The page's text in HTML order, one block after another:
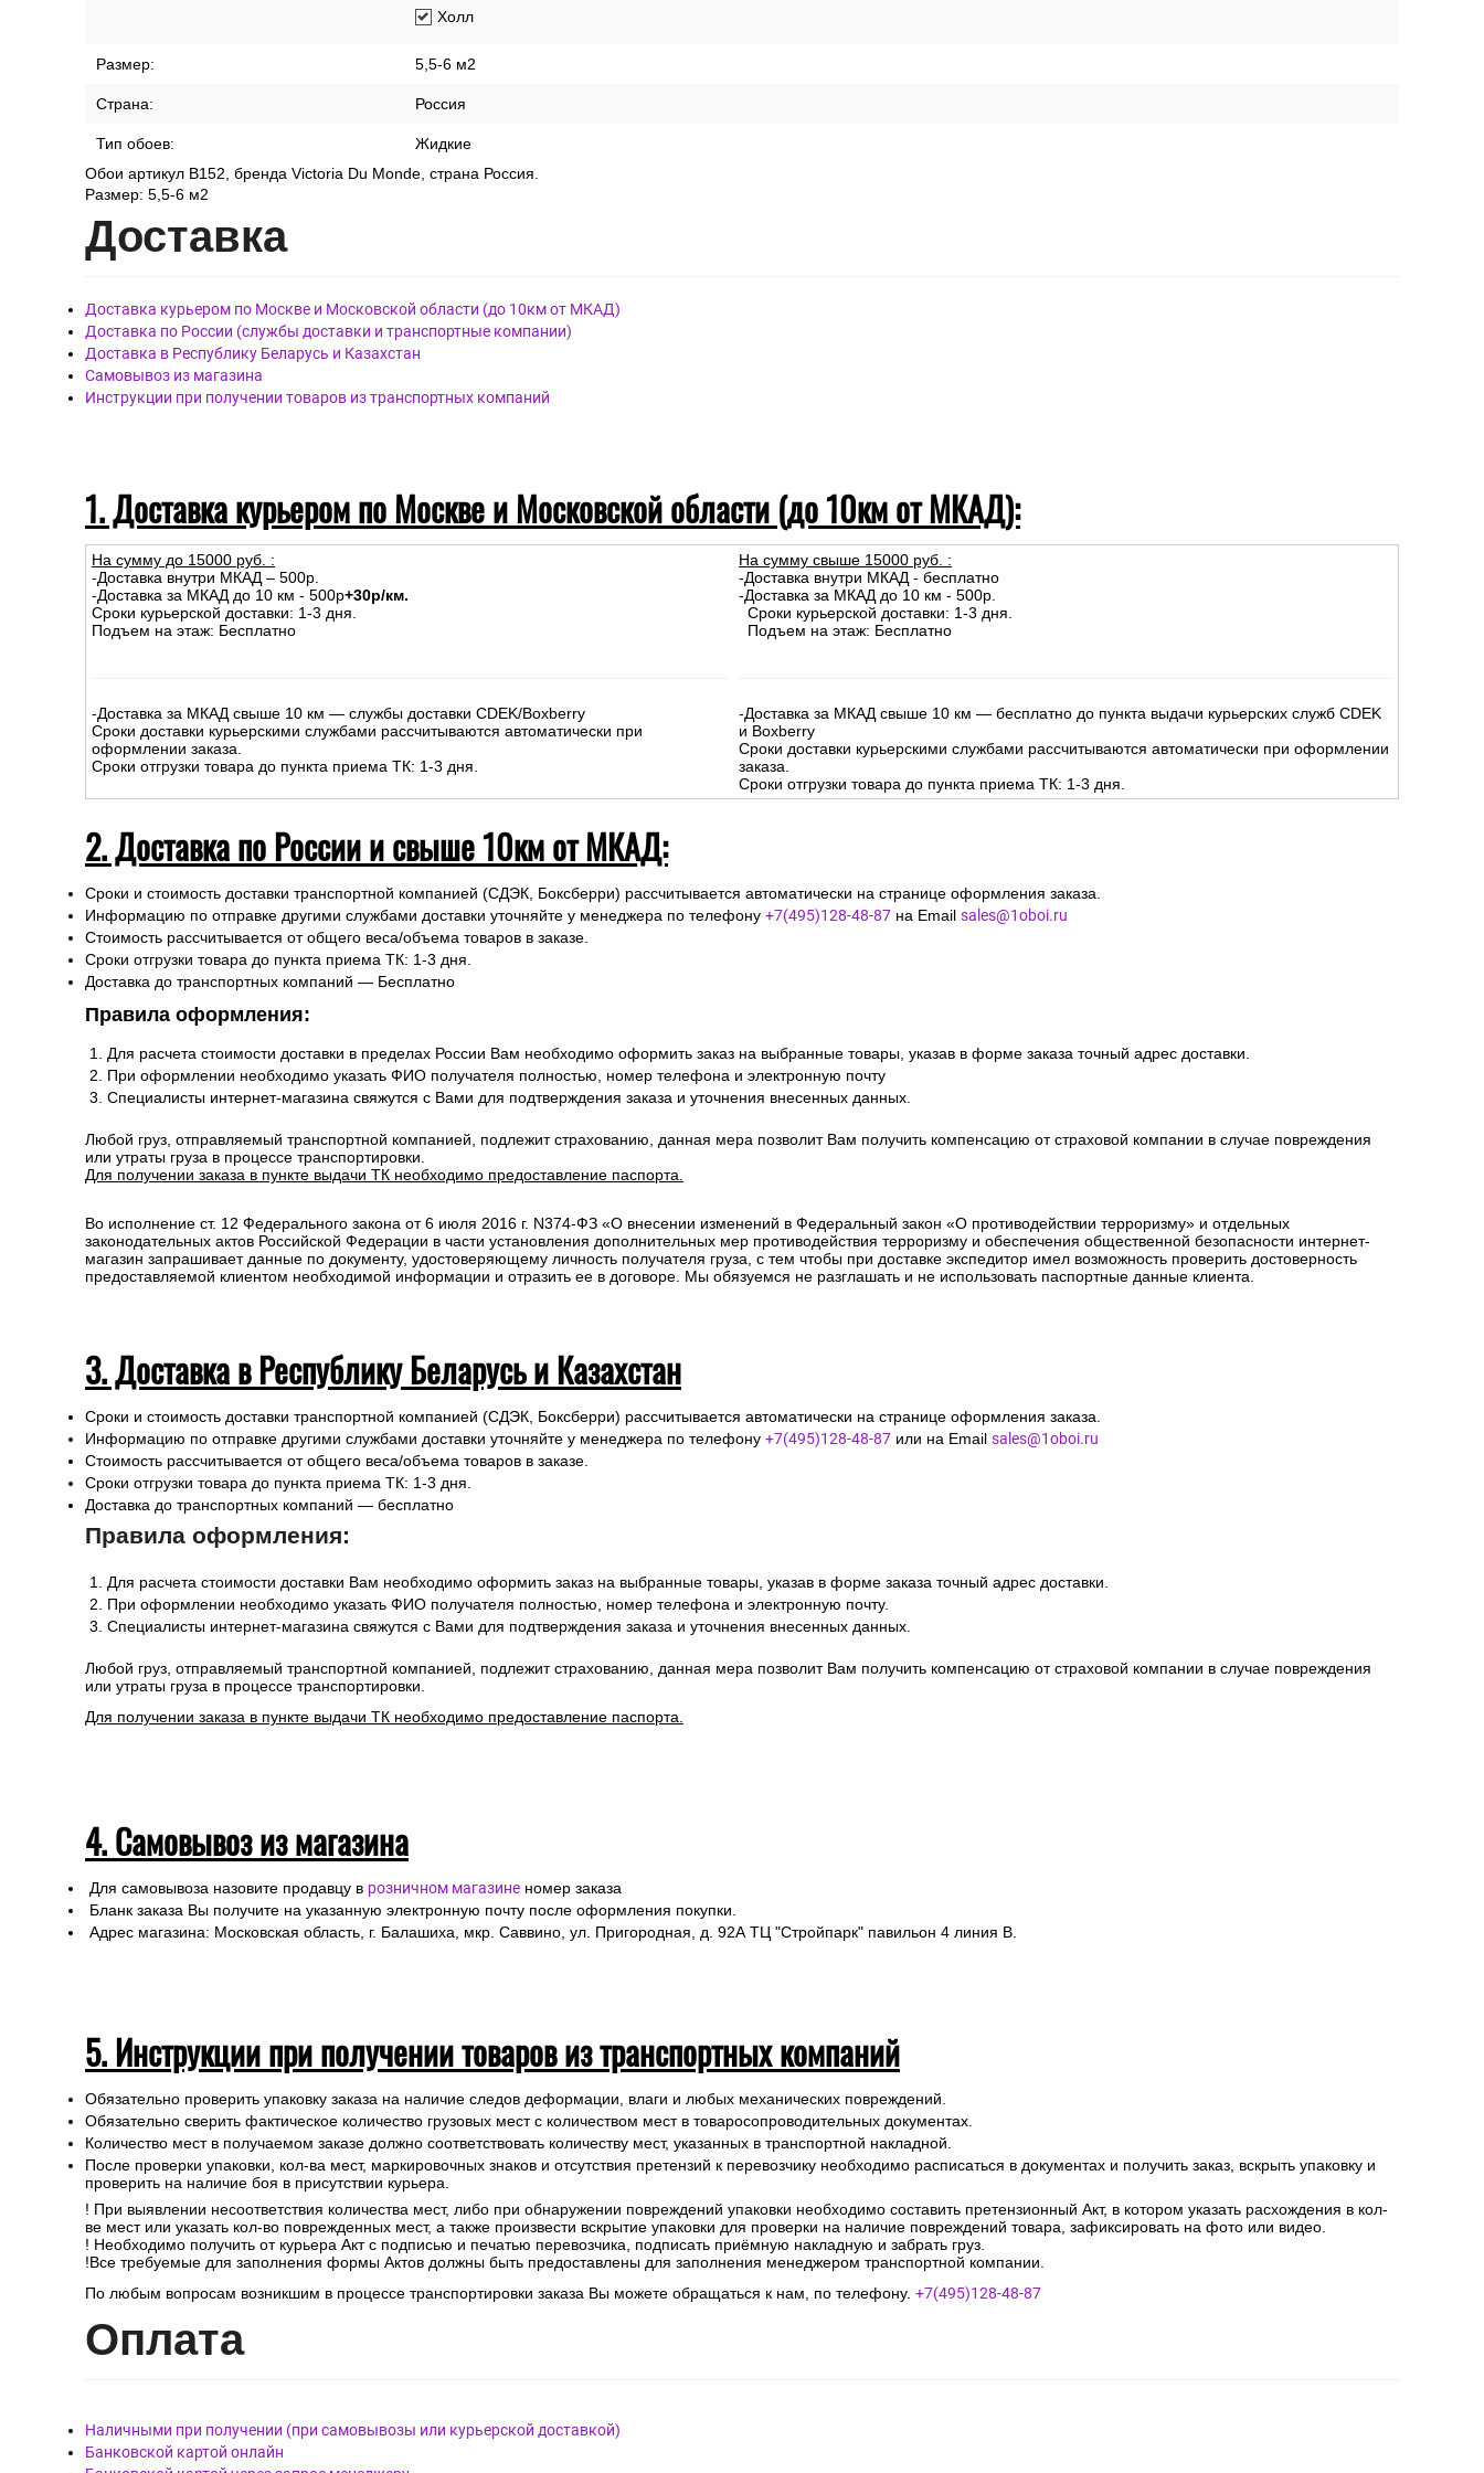
Холл
Размер: 5,5-6 м2
Страна: Россия
Тип обоев:
Жидкие
Обои артикул В152, бренда Victoria Du Monde, страна Россия.
Размер: 5,5-6 м2
Доставка
Доставка курьером по Москве и Московской области (до 10км от МКАД)
Доставка по России (службы доставки и транспортные компании)
Доставка в Республику Беларусь и Казахстан
Самовывоз из магазина
Инструкции при получении товаров из транспортных компаний
1. Доставка курьером по Москве и Московской области (до 10км от МКАД):
На сумму до 15000 руб. :
-Доставка внутри МКАД – 500р.
-Доставка за МКАД до 10 км - 500р+30р/км.
Сроки курьерской доставки: 1-3 дня.
Подъем на этаж: Бесплатно
-Доставка за МКАД свыше 10 км — службы доставки CDEK/Boxberry
Сроки доставки курьерскими службами рассчитываются автоматически при
оформлении заказа.
Сроки отгрузки товара до пункта приема ТК: 1-3 дня.
На сумму свыше 15000 руб. :
-Доставка внутри МКАД - бесплатно
-Доставка за МКАД до 10 км - 500р.
Сроки курьерской доставки: 1-3 дня.
Подъем на этаж: Бесплатно
-Доставка за МКАД свыше 10 км — бесплатно до пункта выдачи курьерских служб CDEK
и Boxberry
Сроки доставки курьерскими службами рассчитываются автоматически при оформлении
заказа.
Сроки отгрузки товара до пункта приема ТК: 1-3 дня.
2. Доставка по России и свыше 10км от МКАД:
Сроки и стоимость доставки транспортной компанией (СДЭК, Боксберри) рассчитывается автоматически на странице оформления заказа.
Информацию по отправке другими службами доставки уточняйте у менеджера по телефону +7(495)128-48-87 на Email sales@1oboi.ru
Стоимость рассчитывается от общего веса/объема товаров в заказе.
Сроки отгрузки товара до пункта приема ТК: 1-3 дня.
Доставка до транспортных компаний — Бесплатно
Правила оформления:
Для расчета стоимости доставки в пределах России Вам необходимо оформить заказ на выбранные товары, указав в форме заказа точный адрес доставки.
При оформлении необходимо указать ФИО получателя полностью, номер телефона и электронную почту
Специалисты интернет-магазина свяжутся с Вами для подтверждения заказа и уточнения внесенных данных.
Любой груз, отправляемый транспортной компанией, подлежит страхованию, данная мера позволит Вам получить компенсацию от страховой компании в случае повреждения
или утраты груза в процессе транспортировки.
Для получении заказа в пункте выдачи ТК необходимо предоставление паспорта.
Во исполнение ст. 12 Федерального закона от 6 июля 2016 г. N374-ФЗ «О внесении изменений в Федеральный закон «О противодействии терроризму» и отдельных
законодательных актов Российской Федерации в части установления дополнительных мер противодействия терроризму и обеспечения общественной безопасности интернет-
магазин запрашивает данные по документу, удостоверяющему личность получателя груза, с тем чтобы при доставке экспедитор имел возможность проверить достоверность
предоставляемой клиентом необходимой информации и отразить ее в договоре. Мы обязуемся не разглашать и не использовать паспортные данные клиента.
3. Доставка в Республику Беларусь и Казахстан
Сроки и стоимость доставки транспортной компанией (СДЭК, Боксберри) рассчитывается автоматически на странице оформления заказа.
Информацию по отправке другими службами доставки уточняйте у менеджера по телефону +7(495)128-48-87 или на Email sales@1oboi.ru
Стоимость рассчитывается от общего веса/объема товаров в заказе.
Сроки отгрузки товара до пункта приема ТК: 1-3 дня.
Доставка до транспортных компаний — бесплатно
Правила оформления:
Для расчета стоимости доставки Вам необходимо оформить заказ на выбранные товары, указав в форме заказа точный адрес доставки.
При оформлении необходимо указать ФИО получателя полностью, номер телефона и электронную почту.
Специалисты интернет-магазина свяжутся с Вами для подтверждения заказа и уточнения внесенных данных.
Любой груз, отправляемый транспортной компанией, подлежит страхованию, данная мера позволит Вам получить компенсацию от страховой компании в случае повреждения
или утраты груза в процессе транспортировки.
Для получении заказа в пункте выдачи ТК необходимо предоставление паспорта.
4. Самовывоз из магазина
Для самовывоза назовите продавцу в розничном магазине номер заказа
Бланк заказа Вы получите на указанную электронную почту после оформления покупки.
Адрес магазина: Московская область, г. Балашиха, мкр. Саввино, ул. Пригородная, д. 92А ТЦ "Стройпарк" павильон 4 линия В.
5. Инструкции при получении товаров из транспортных компаний
Обязательно проверить упаковку заказа на наличие следов деформации, влаги и любых механических повреждений.
Обязательно сверить фактическое количество грузовых мест с количеством мест в товаросопроводительных документах.
Количество мест в получаемом заказе должно соответствовать количеству мест, указанных в транспортной накладной.
После проверки упаковки, кол-ва мест, маркировочных знаков и отсутствия претензий к перевозчику необходимо расписаться в документах и получить заказ, вскрыть упаковку и
проверить на наличие боя в присутствии курьера.
! При выявлении несоответствия количества мест, либо при обнаружении повреждений упаковки необходимо составить претензионный Акт, в котором указать расхождения в кол-
ве мест или указать кол-во поврежденных мест, а также произвести вскрытие упаковки для проверки на наличие повреждений товара, зафиксировать на фото или видео.
! Необходимо получить от курьера Акт с подписью и печатью перевозчика, подписать приёмную накладную и забрать груз.
!Все требуемые для заполнения формы Актов должны быть предоставлены для заполнения менеджером транспортной компании.
По любым вопросам возникшим в процессе транспортировки заказа Вы можете обращаться к нам, по телефону. +7(495)128-48-87
Оплата
Наличными при получении (при самовывозы или курьерской доставкой)
Банковской картой онлайн